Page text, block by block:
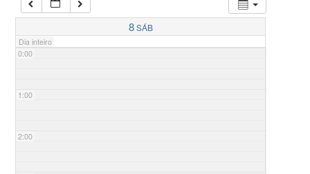
8SÁB
Dia inteiro
0:00
1:00
2:00